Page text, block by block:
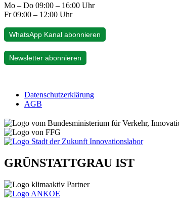
Mo – Do 09:00 – 16:00 Uhr
Fr 09:00 – 12:00 Uhr
WhatsApp Kanal abonnieren
Newsletter abonnieren
Datenschutzerklärung
AGB
GRÜNSTATTGRAU IST